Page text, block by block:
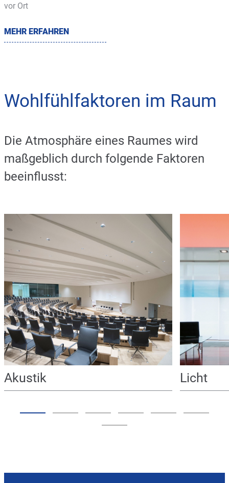
vor Ort
MEHR ERFAHREN
Wohlfühlfaktoren im Raum
Die Atmosphäre eines Raumes wird
maßgeblich durch folgende Faktoren
beeinflusst:
Akustik Licht